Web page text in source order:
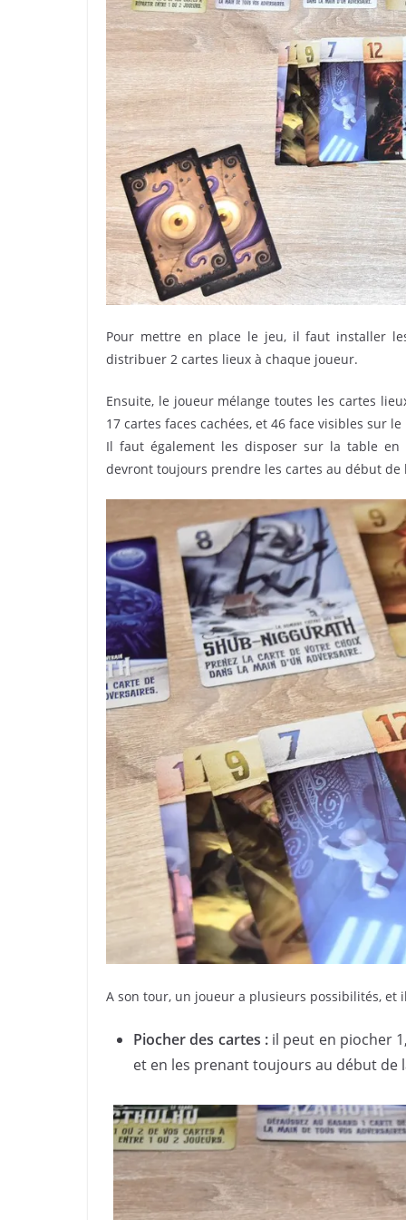
Pour mettre en place le jeu, il faut installer
distribuer 2 cartes lieux à chaque joueur.
Ensuite, le joueur mélange toutes les cartes
17 cartes faces cachées, et 46 face visibles sur
Il faut également les disposer sur la table en
devront toujours prendre les cartes au début de
A son tour, un joueur a plusieurs possibilités,
Piocher des cartes :il peut en piocher
et en les prenant toujours au début de